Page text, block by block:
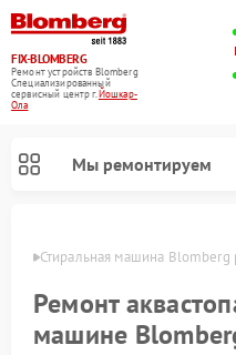
FIX-BLOMBERG
Ремонт устройств Blomberg
Специализированный
cервисный центр г.Йошкар-
Ола
Мы ремонтируем
Стиральная машина Blomberg
Ремонт
машине